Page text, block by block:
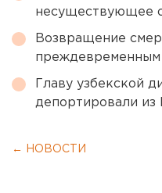
несуществующее
Возвращение
преждевременным
Главу узбекской
депортировали из
← НОВОСТИ